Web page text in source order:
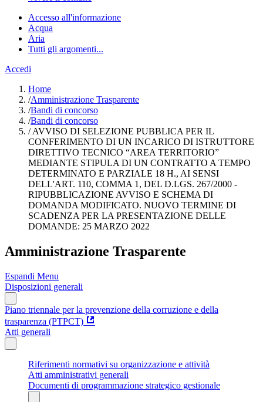
Accesso all'informazione
Acqua
Aria
Tutti gli argomenti...
Accedi
Home
/Amministrazione Trasparente
/Bandi di concorso
/Bandi di concorso
/AVVISO DI SELEZIONE PUBBLICA PER IL
CONFERIMENTO DI UN INCARICO DI ISTRUTTORE
DIRETTIVO TECNICO “AREA TERRITORIO”
MEDIANTE STIPULA DI UN CONTRATTO A TEMPO
DETERMINATO E PARZIALE 18 H., AI SENSI
DELL'ART. 110, COMMA 1, DEL D.LGS. 267/2000 -
RIPUBBLICAZIONE AVVISO E SCHEMA DI
DOMANDA MODIFICATO. NUOVO TERMINE DI
SCADENZA PER LA PRESENTAZIONE DELLE
DOMANDE: 25 MARZO 2022
Amministrazione Trasparente
Espandi Menu
Disposizioni generali
Piano triennale per la prevenzione della corruzione e della
trasparenza (PTPCT)
Atti generali
Riferimenti normativi su organizzazione e attività
Atti amministrativi generali
Documenti di programmazione strategico gestionale